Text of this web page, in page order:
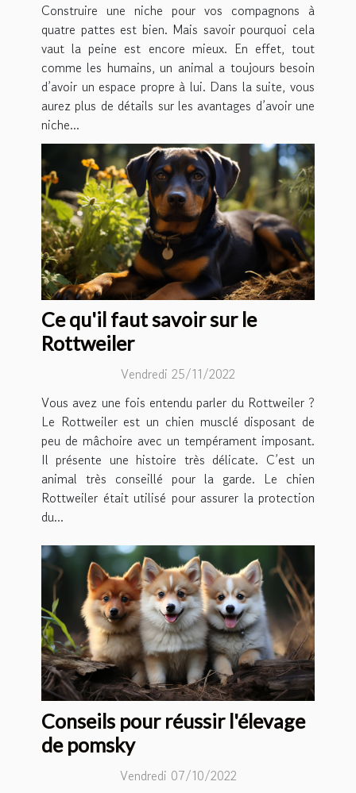
Construire une niche pour vos compagnons à
quatre pattes est bien. Mais savoir pourquoi cela
vaut la peine est encore mieux. En effet, tout
comme les humains, un animal a toujours besoin
d’avoir un espace propre à lui. Dans la suite, vous
aurez plus de détails sur les avantages d’avoir une
niche...
Ce qu'il faut savoir sur le
Rottweiler
Vendredi 25/11/2022
Vous avez une fois entendu parler du Rottweiler ?
Le Rottweiler est un chien musclé disposant de
peu de mâchoire avec un tempérament imposant.
Il présente une histoire très délicate. C’est un
animal très conseillé pour la garde. Le chien
Rottweiler était utilisé pour assurer la protection
du...
Conseils pour réussir l'élevage
de pomsky
Vendredi 07/10/2022